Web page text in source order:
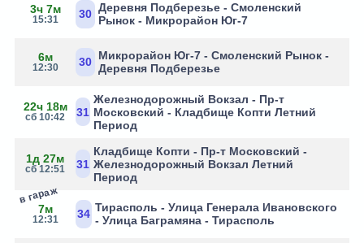
3ч 7м
15:31 30 Деревня Подберезье - Смоленский
Рынок - Микрорайон Юг-7
6м
12:30 30 Микрорайон Юг-7 - Смоленский Рынок -
Деревня Подберезье
22ч 18м
сб 10:42 31
Железнодорожный Вокзал - Пр-т
Московский - Кладбище Копти Летний
Период
1д 27м
сб 12:51 31
Кладбище Копти - Пр-т Московский -
Железнодорожный Вокзал Летний
Период
7м
12:31
в гараж
34 Тирасполь - Улица Генерала Ивановского
- Улица Баграмяна - Тирасполь